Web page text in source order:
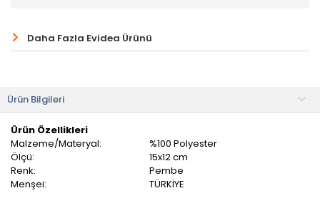
Daha Fazla Evidea Ürünü
Ürün Bilgileri
Ürün Özellikleri
Malzeme/Materyal:
%100 Polyester
Ölçü:
15x12 cm
Renk:
Pembe
Menşei:
TÜRKİYE